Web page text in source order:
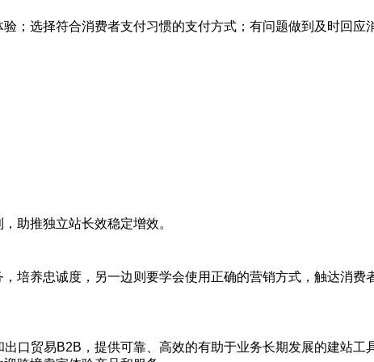
；选择符合消费者支付习惯的支付方式；有问题做到及时回应
助推独立站长效稳定增效。
培养忠诚度，另一边则要学会使用正确的营销方式，触达消费
口贸易B2B，提供可靠、高效的有助于业务长期发展的建站工